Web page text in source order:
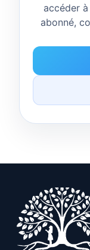
accéder
abonné,